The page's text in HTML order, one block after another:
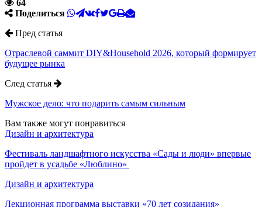
64
Поделиться
Пред статья
Отраслевой саммит DIY&Household 2026, который формирует
будущее рынка
След статья
Мужское дело: что подарить самым сильным
Вам также могут понравиться
Дизайн и архитектура
Фестиваль ландшафтного искусства «Сады и люди» впервые
пройдет в усадьбе «Люблино»
Дизайн и архитектура
Лекционная программа выставки «70 лет созидания»